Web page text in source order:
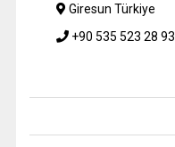
Giresun Türkiye
+90 535 523 28 93